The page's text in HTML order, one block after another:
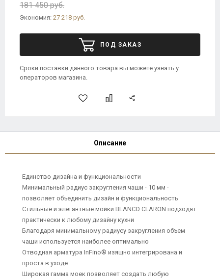
181 450 руб.
Экономия: 27 218 руб.
ПОД ЗАКАЗ
Сроки поставки данного товара вы можете узнать у
операторов магазина.
Описание
Единство дизайна и функциональности
Минимальный радиус закругления чаши - 10 мм -
позволяет объединить дизайн и функциональность
Стильные и элегантные мойки BLANCO CLARON подходят
практически к любому дизайну кухни
Благодаря минимальному радиусу закругления объем
чаши используется наиболее оптимально
Отводная арматура InFino® изящно интегрирована и
проста в уходе
Широкая гамма моек позволяет создать любую